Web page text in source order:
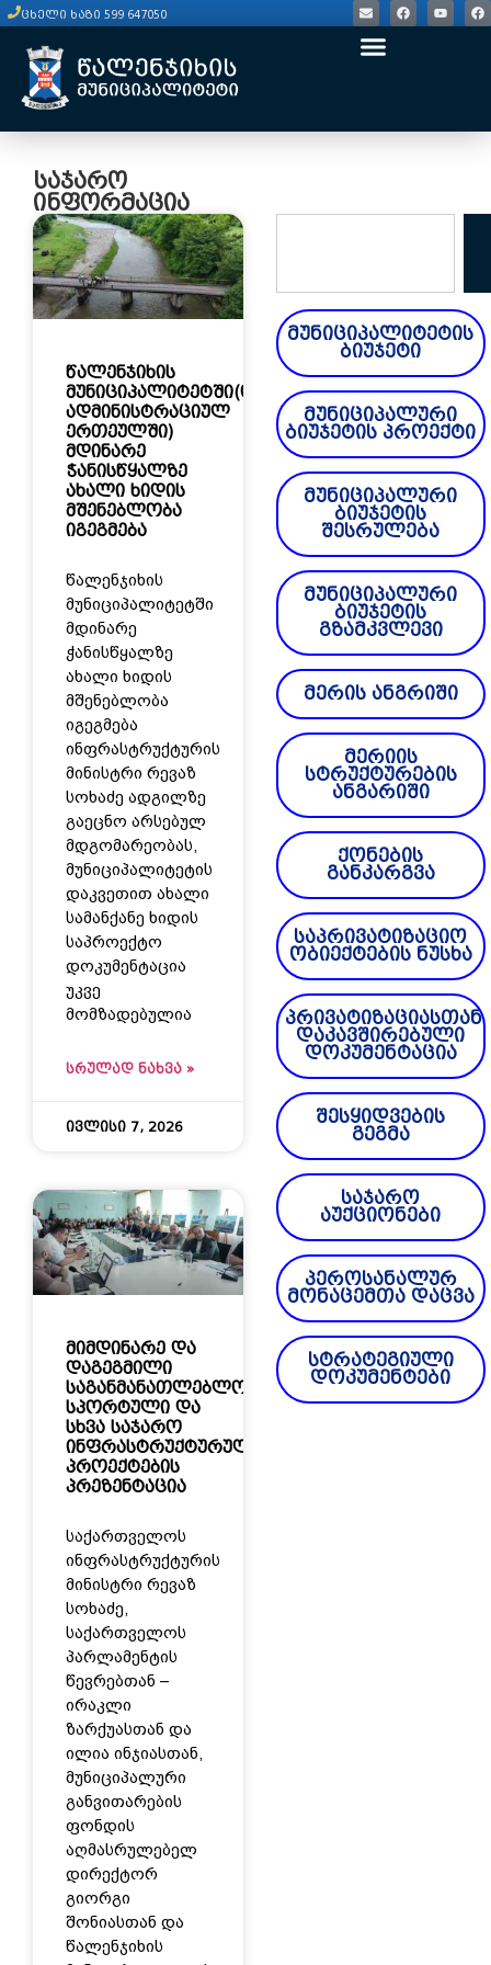
ცხელი ხაზი 599 647050
მუნიციპალიტეტის
ბიუჯეტი
მუნიციპალური
ბიუჯეტის პროექტი
მუნიციპალური
ბიუჯეტის
შესრულება
მუნიციპალური
ბიუჯეტის
გზამკვლევი
მერის ანგრიში
მერიის
სტრუქტურების
ანგარიში
ქონების
განკარგვა
საპრივატიზაციო
ობიექტების ნუსხა
პრივატიზაციასთან
დაკავშირებული
დოკუმენტაცია
შესყიდვების
გეგმა
საჯარო
აუქციონები
პეროსანალურ
მონაცემთა დაცვა
სტრატეგიული
დოკუმენტები
საჯარო
ინფორმაცია
წალენჯიხის
მუნიციპალიტეტში(ობუჯის
ადმინისტრაციულ
ერთეულში)
მდინარე
ჭანისწყალზე
ახალი ხიდის
მშენებლობა
იგეგმება
წალენჯიხის
მუნიციპალიტეტში
მდინარე
ჭანისწყალზე
ახალი ხიდის
მშენებლობა
იგეგმება
ინფრასტრუქტურის
მინისტრი რევაზ
სოხაძე ადგილზე
გაეცნო არსებულ
მდგომარეობას,
მუნიციპალიტეტის
დაკვეთით ახალი
სამანქანე ხიდის
საპროექტო
დოკუმენტაცია
უკვე
მომზადებულია
ᲡᲠᲣᲚᲐᲓ ᲜᲐᲮᲕᲐ »
ივლისი 7, 2026
მიმდინარე და
დაგეგმილი
საგანმანათლებლო,
სპორტული და
სხვა საჯარო
ინფრასტრუქტურულ
პროექტების
პრეზენტაცია
საქართველოს
ინფრასტრუქტურის
მინისტრი რევაზ
სოხაძე,
საქართველოს
პარლამენტის
წევრებთან –
ირაკლი
ზარქუასთან და
ილია ინჯიასთან,
მუნიციპალური
განვითარების
ფონდის
აღმასრულებელ
დირექტორ
გიორგი
შონიასთან და
წალენჯიხის